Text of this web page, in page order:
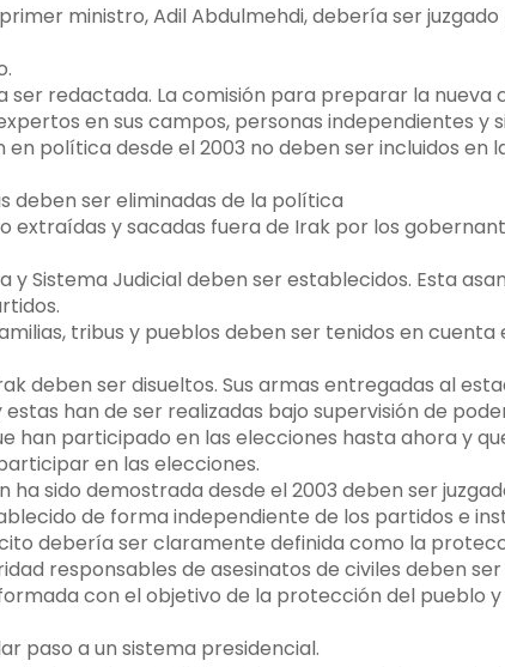
ministro, Adil Abdulmehdi, debería ser
ser redactada. La comisión para preparar la nueva
en sus campos, personas independientes y
en política desde el 2003 no deben ser incluidos en
deben ser eliminadas de la política
extraídas y sacadas fuera de Irak por los
y Sistema Judicial deben ser establecidos. Esta
tribus y pueblos deben ser tenidos en
deben ser disueltos. Sus armas entregadas al
han de ser realizadas bajo supervisión de
han participado en las elecciones hasta ahora y
en las elecciones.
ha sido demostrada desde el 2003 deben ser
de forma independiente de los partidos e
debería ser claramente definida como la
responsables de asesinatos de civiles deben
con el objetivo de la protección del pueblo
paso a un sistema presidencial.